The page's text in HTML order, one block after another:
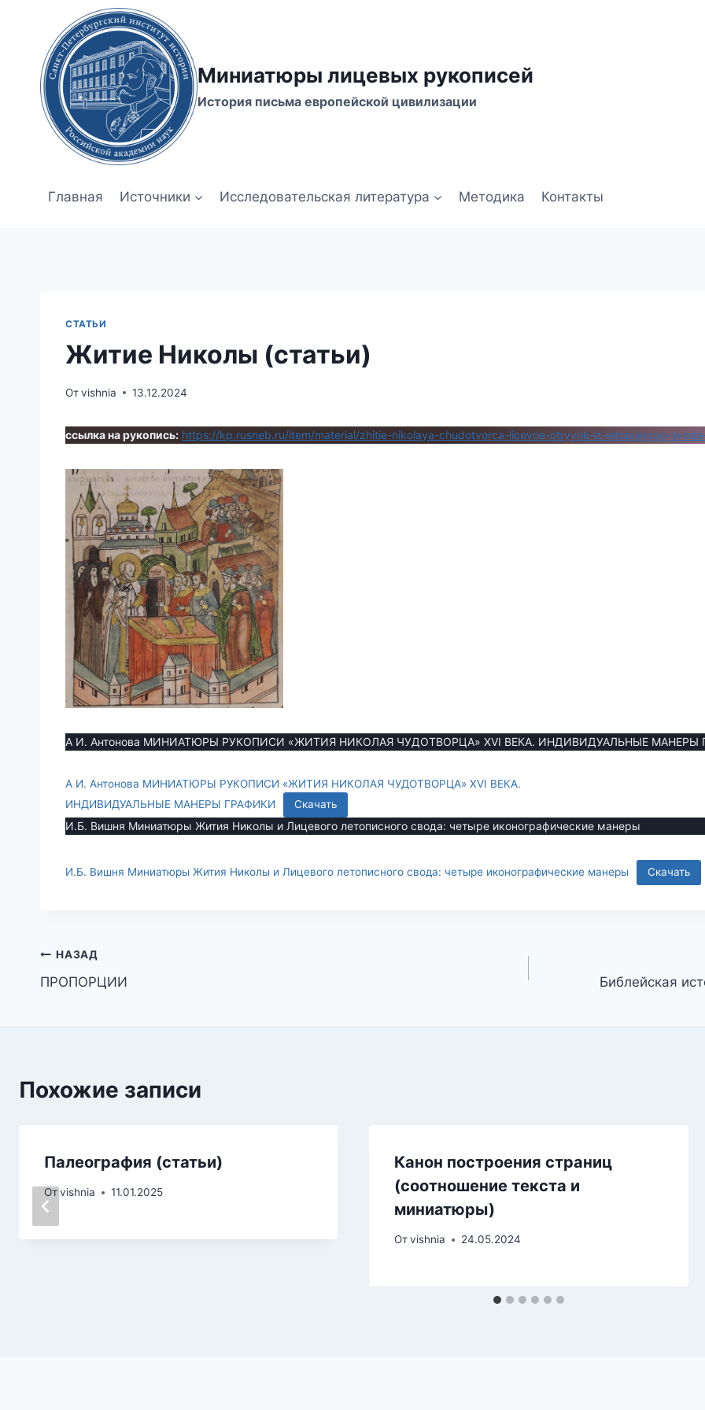
содержимому
Миниатюры лицевых рукописей
История письма европейской цивилизации
Главная Источники Исследовательская литература Методика Контакты
СТАТЬИ
Житие Николы (статьи)
Отvishnia 13.12.2024
ссылка на рукопись: https://kp.rusneb.ru/item/material/zhitie-nikolaya-chudotvorca-licevoe-otryvok-iz-letopisnogo-
А И. Антонова МИНИАТЮРЫ РУКОПИСИ «ЖИТИЯ НИКОЛАЯ ЧУДОТВОРЦА» XVI ВЕКА. ИНДИВИДУАЛЬНЫЕ МАНЕРЫ
А И. Антонова МИНИАТЮРЫ РУКОПИСИ «ЖИТИЯ НИКОЛАЯ ЧУДОТВОРЦА» XVI ВЕКА.
ИНДИВИДУАЛЬНЫЕ МАНЕРЫ ГРАФИКИ
Скачать
И.Б. Вишня Миниатюры Жития Николы и Лицевого летописного свода: четыре иконографические манеры
И.Б. Вишня Миниатюры Жития Николы и Лицевого летописного свода: четыре иконографические манеры Скачать
Навигация
по
НАЗАД
ПРОПОРЦИИ Библейская
Похожие записи
Палеография (статьи)
Отvishnia 11.01.2025
Канон построения страниц
(соотношение текста и
миниатюры)
От vishnia 24.05.2024